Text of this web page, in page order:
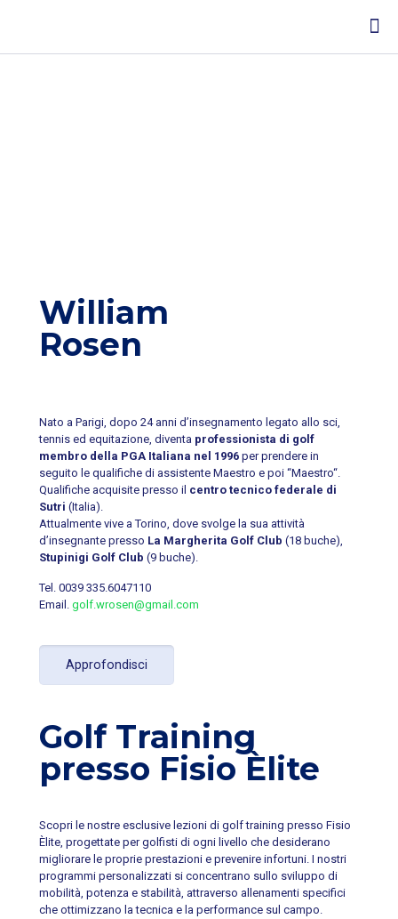
William
Rosen
Nato a Parigi, dopo 24 anni d’insegnamento legato allo sci,
tennis ed equitazione, diventa professionista di golf
membro della PGA Italiana nel 1996 per prendere in
seguito le qualifiche di assistente Maestro e poi “Maestro“.
Qualifiche acquisite presso il centro tecnico federale di
Sutri (Italia).
Attualmente vive a Torino, dove svolge la sua attività
d’insegnante presso La Margherita Golf Club (18 buche),
Stupinigi Golf Club (9 buche).
Tel.0039 335.6047110
Email.golf.wrosen@gmail.com
Approfondisci
Golf Training
presso Fisio Èlite
Scopri le nostre esclusive lezioni di golf training presso Fisio
Èlite, progettate per golfisti di ogni livello che desiderano
migliorare le proprie prestazioni e prevenire infortuni. I nostri
programmi personalizzati si concentrano sullo sviluppo di
mobilità, potenza e stabilità, attraverso allenamenti specifici
che ottimizzano la tecnica e la performance sul campo.